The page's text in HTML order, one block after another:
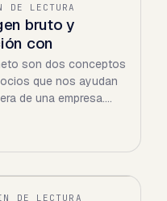
DE LECTURA
bruto y
con
son dos conceptos
que nos ayudan
de una empresa.
DE LECTURA